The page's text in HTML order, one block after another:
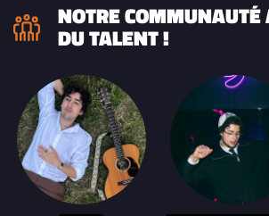
NOTRE COMMUNAUTÉ
DU TALENT !